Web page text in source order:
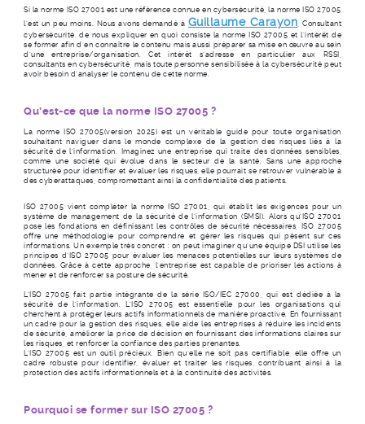
Si la norme ISO 27001 est une référence connue en cybersécurité, la norme ISO 27005
l’est un peu moins. Nous avons demandé à Guillaume Carayon , Consultant
cybersécurité, de nous expliquer en quoi consiste la norme ISO 27005 et l’intérêt de
se former afin d’en connaître le contenu mais aussi préparer sa mise en œuvre au sein
d’une entreprise/organisation. Cet intérêt s’adresse en particulier aux RSSI,
consultants en cybersécurité, mais toute personne sensibilisée à la cybersécurité peut
avoir besoin d’analyser le contenu de cette norme.
Qu’est-ce que la norme ISO 27005 ?
La norme ISO 27005(version 2025) est un véritable guide pour toute organisation
souhaitant naviguer dans le monde complexe de la gestion des risques liés à la
sécurité de l'information. Imaginez une entreprise qui traite des données sensibles,
comme une société qui évolue dans le secteur de la santé. Sans une approche
structurée pour identifier et évaluer les risques, elle pourrait se retrouver vulnérable à
des cyberattaques, compromettant ainsi la confidentialité des patients.
ISO 27005 vient compléter la norme ISO 27001, qui établit les exigences pour un
système de management de la sécurité de l'information (SMSI). Alors qu'ISO 27001
pose les fondations en définissant les contrôles de sécurité nécessaires, ISO 27005
offre une méthodologie pour comprendre et gérer les risques qui pèsent sur ces
informations. Un exemple très concret : on peut imaginer qu’une équipe DSI utilise les
principes d'ISO 27005 pour évaluer les menaces potentielles sur leurs systèmes de
données. Grâce à cette approche, l’entreprise est capable de prioriser les actions à
mener et de renforcer sa posture de sécurité.
L'ISO 27005 fait partie intégrante de la série ISO/IEC 27000, qui est dédiée à la
sécurité de l'information. L'ISO 27005 est essentielle pour les organisations qui
cherchent à protéger leurs actifs informationnels de manière proactive. En fournissant
un cadre pour la gestion des risques, elle aide les entreprises à réduire les incidents
de sécurité, améliorer la price de décision en fournissant des informations claires sur
les risques, et renforcer la confiance des parties prenantes.
L'ISO 27005 est un outil précieux. Bien qu'elle ne soit pas certifiable, elle offre un
cadre robuste pour identifier, évaluer et traiter les risques, contribuant ainsi à la
protection des actifs informationnels et à la continuité des activités.
Pourquoi se former sur ISO 27005 ?